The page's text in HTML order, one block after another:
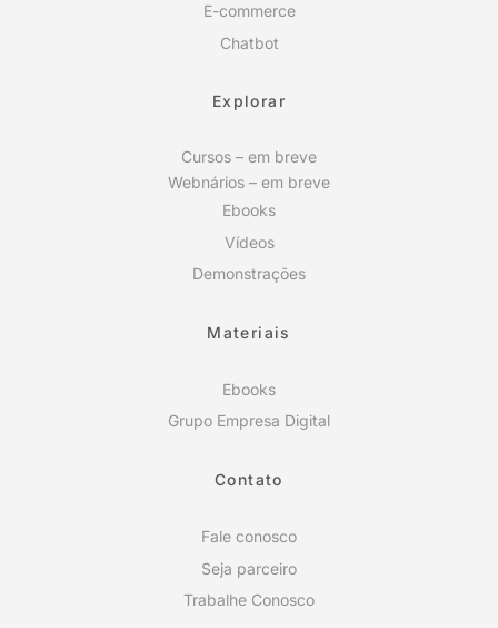
E-commerce
Chatbot
Explorar
Cursos – em breve
Webnários – em breve
Ebooks
Vídeos
Demonstrações
Materiais
Ebooks
Grupo Empresa Digital
Contato
Fale conosco
Seja parceiro
Trabalhe Conosco